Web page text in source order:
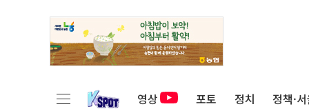
영상 포토 정치 정책·